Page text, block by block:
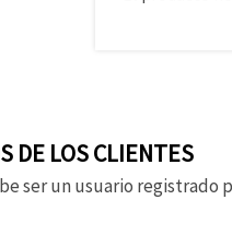
DE LOS CLIENTES
ser un usuario registrado